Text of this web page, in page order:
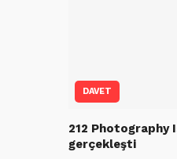
DAVET
212 Photography
gerçekleşti